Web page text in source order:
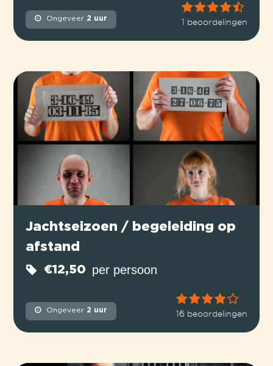
Ongeveer 2 uur 1 beoordelingen
Jachtseizoen / begeleiding op
afstand
€12,50 per persoon
Ongeveer 2 uur 16 beoordelingen